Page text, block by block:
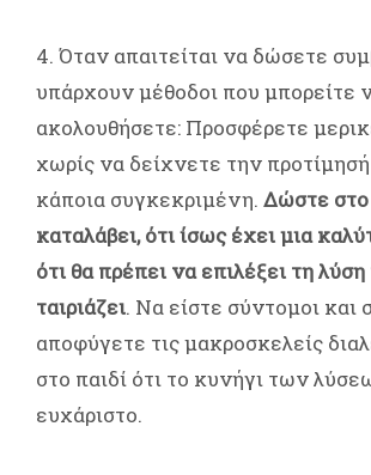
4. Όταν απαιτείται να δώσετε
υπάρχουν μέθοδοι που μπορείτε
ακολουθήσετε: Προσφέρετε
χωρίς να δείχνετε την
κάποια συγκεκριμένη. Δώστε στο
καταλάβει, ότι ίσως έχει μια
ότι θα πρέπει να επιλέξει τη
ταιριάζει. Να είστε σύντομοι και
αποφύγετε τις μακροσκελείς
στο παιδί ότι το κυνήγι των
ευχάριστο.